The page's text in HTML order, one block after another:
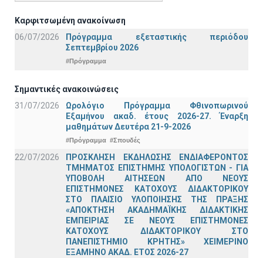
Καρφιτσωμένη ανακοίνωση
06/07/2026
Πρόγραμμα εξεταστικής περιόδου
Σεπτεμβρίου 2026
#Πρόγραμμα
Σημαντικές ανακοινώσεις
31/07/2026
Ωρολόγιο Πρόγραμμα Φθινοπωρινού
Εξαμήνου ακαδ. έτους 2026-27. Έναρξη
μαθημάτων Δευτέρα 21-9-2026
#Πρόγραμμα #Σπουδές
22/07/2026
ΠΡΟΣΚΛΗΣΗ ΕΚΔΗΛΩΣΗΣ ΕΝΔΙΑΦΕΡΟΝΤΟΣ
ΤΜΗΜΑΤΟΣ ΕΠΙΣΤΗΜΗΣ ΥΠΟΛΟΓΙΣΤΩΝ - ΓΙΑ
ΥΠΟΒΟΛΗ ΑΙΤΗΣΕΩΝ ΑΠΟ ΝΕΟΥΣ
ΕΠΙΣΤΗΜΟΝΕΣ ΚΑΤΟΧΟΥΣ ΔΙΔΑΚΤΟΡΙΚΟΥ
ΣΤΟ ΠΛΑΙΣΙΟ ΥΛΟΠΟΙΗΣΗΣ ΤΗΣ ΠΡΑΞΗΣ
«ΑΠΟΚΤΗΣΗ ΑΚΑΔΗΜΑΪΚΗΣ ΔΙΔΑΚΤΙΚΗΣ
ΕΜΠΕΙΡΙΑΣ ΣΕ ΝΕΟΥΣ ΕΠΙΣΤΗΜΟΝΕΣ
ΚΑΤΟΧΟΥΣ ΔΙΔΑΚΤΟΡΙΚΟΥ ΣΤΟ
ΠΑΝΕΠΙΣΤΗΜΙΟ ΚΡΗΤΗΣ» ΧΕΙΜΕΡΙΝΟ
ΕΞΑΜΗΝΟ ΑΚΑΔ. ΕΤΟΣ 2026-27